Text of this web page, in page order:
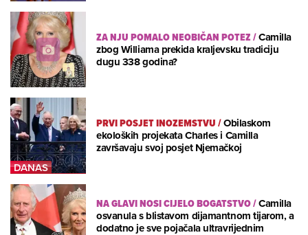
ZA NJU POMALO NEOBIČAN POTEZ/Camilla
zbog Williama prekida kraljevsku tradiciju
dugu 338 godina?
PRVI POSJET INOZEMSTVU/Obilaskom
ekoloških projekata Charles i Camilla
završavaju svoj posjet Njemačkoj
NA GLAVI NOSI CIJELO BOGATSTVO/Camilla
osvanula s blistavom dijamantnom tijarom, a
dodatno je sve pojačala ultravrijednim